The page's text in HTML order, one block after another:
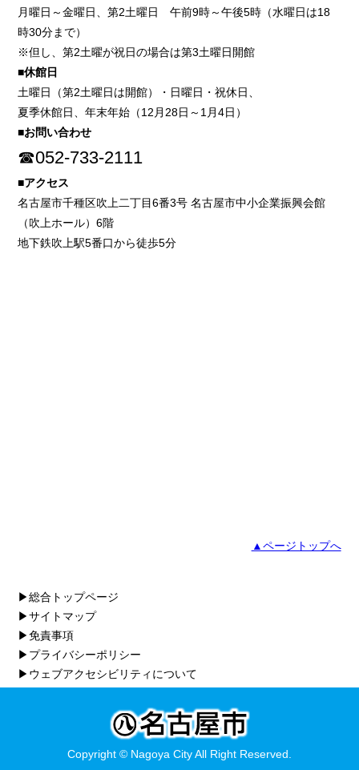
月曜日～金曜日、第2土曜日 午前9時～午後5時（水曜日は18
時30分まで）
※但し、第2土曜が祝日の場合は第3土曜日開館
■休館日
土曜日（第2土曜日は開館）・日曜日・祝休日、
夏季休館日、年末年始（12月28日～1月4日）
■お問い合わせ
☎052-733-2111
■アクセス
名古屋市千種区吹上二丁目6番3号 名古屋市中小企業振興会館
（吹上ホール）6階
地下鉄吹上駅5番口から徒歩5分
▲ページトップへ
▶総合トップページ
▶サイトマップ
▶免責事項
▶プライバシーポリシー
▶ウェブアクセシビリティについて
Copyright © Nagoya City All Right Reserved.